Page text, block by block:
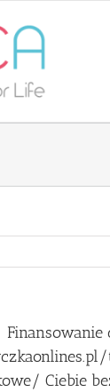
Finansowanie
Ciebie